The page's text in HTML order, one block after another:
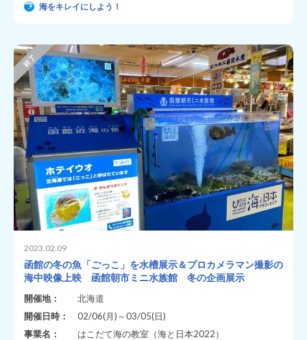
海をキレイにしよう！
2023.02.09
函館の冬の魚「ごっこ」を水槽展示＆プロカメラマン撮影の
海中映像上映 函館朝市ミニ水族館 冬の企画展示
開催地：
北海道
開催日時：
02/06(月)～03/05(日)
事業名：
はこだて海の教室（海と日本2022）